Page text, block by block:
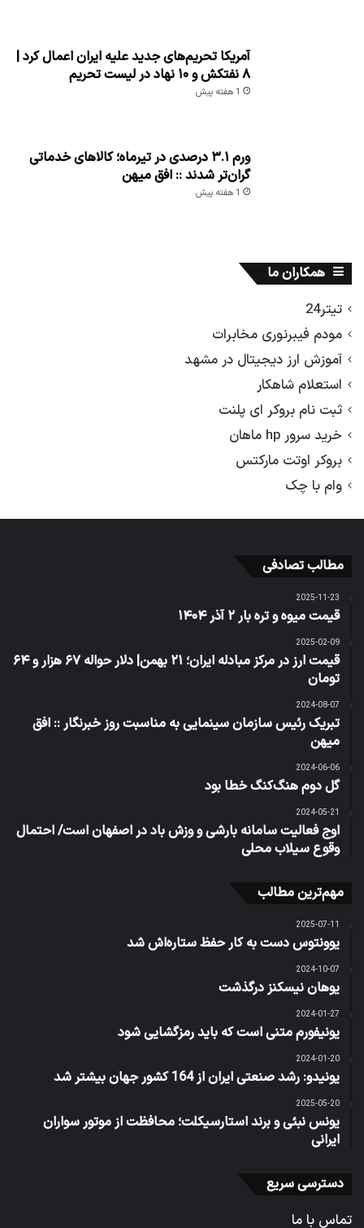
آمریکا تحریم‌های جدید علیه ایران اعمال کرد |
۸ نفتکش و ۱۰ نهاد در لیست تحریم
1 هفته پیش
ورم ۳.۱ درصدی در تیرماه؛ کالاهای خدماتی
گران‌تر شدند :: افق میهن
1 هفته پیش
همکاران ما
تیتر24
مودم فیبرنوری مخابرات
آموزش ارز دیجیتال در مشهد
استعلام شاهکار
ثبت نام بروکر ای پلنت
خرید سرور hp ماهان
بروکر اوتت مارکتس
وام با چک
مطالب تصادفی
2025-11-23
قیمت میوه و تره بار ۲ آذر ۱۴۰۴
2025-02-09
قیمت ارز در مرکز مبادله ایران؛ ۲۱ بهمن| دلار حواله ۶۷ هزار و ۶۴
تومان
2024-08-07
تبریک رئیس سازمان سینمایی به مناسبت روز خبرنگار :: افق
میهن
2024-06-06
گل دوم هنگ‌کنگ خطا بود
2024-05-21
اوج فعالیت سامانه بارشی و وزش باد در اصفهان است/ احتمال
وقوع سیلاب محلی
مهم‌ترین مطالب
2025-07-11
یوونتوس دست به کار حفظ ستاره‌اش شد
2024-10-07
یوهان نیسکنز درگذشت
2024-01-27
یونیفورم متنی است که باید رمزگشایی شود
2024-01-20
یونیدو: رشد صنعتی ایران از 164 کشور جهان بیشتر شد
2025-05-20
یونس نبئی و برند استارسیکلت؛ محافظت از موتور سواران
ایرانی
دسترسی سریع
تماس با ما